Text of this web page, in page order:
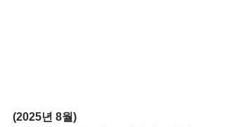
(2025년 8월)